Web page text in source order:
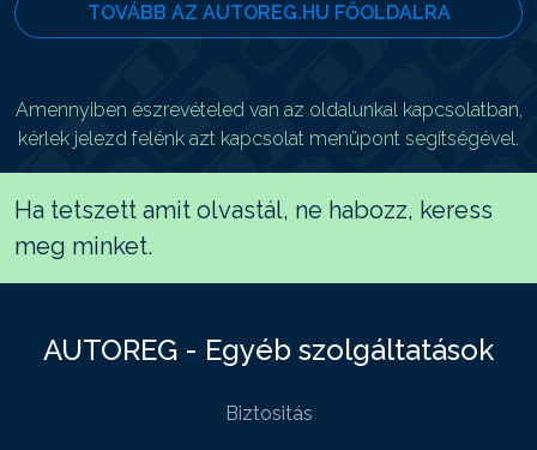
TOVÁBB AZ AUTOREG.HU FŐOLDALRA
Amennyiben észrevételed van az oldalunkal kapcsolatban,
kérlek jelezd felénk azt kapcsolat menüpont segítségével.
Ha tetszett amit olvastál, ne habozz, keress
meg minket.
AUTOREG - Egyéb szolgáltatások
Biztositás